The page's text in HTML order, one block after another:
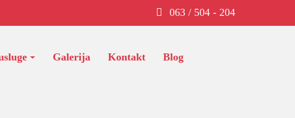
063 / 504 - 204
Galerija Kontakt Blog